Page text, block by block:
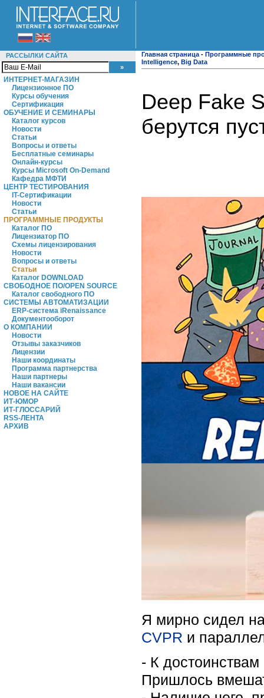
РАССЫЛКИ САЙТА
ИНТЕРНЕТ-МАГАЗИН
Лицензионное ПО
Курсы обучения
Сертификация
ОБУЧЕНИЕ И СЕМИНАРЫ
Каталог курсов
Новости
Статьи
Вопросы и ответы
Бесплатные семинары
Онлайн-курсы
Курсы Microsoft On-Demand
Кафедра МФТИ
ЦЕНТР ТЕСТИРОВАНИЯ
IT-Сертификации
Новости
Статьи
ПРОГРАММНЫЕ ПРОДУКТЫ
Каталог ПО
Лицензиатор ПО
Схемы лицензирования
Новости
Вопросы и ответы
Статьи
Каталог DOWNLOAD
СВОБОДНОЕ ПО/OPEN SOURCE
Каталог свободного ПО
СИСТЕМЫ АВТОМАТИЗАЦИИ
ERP-система iRenaissance
Документооборот
О КОМПАНИИ
Новости
Отзывы заказчиков
Лицензии
Наши координаты
Программа партнерства
Наши партнеры
Наши вакансии
НОВОЕ НА САЙТЕ
ИТ-ЮМОР
ИТ-ГЛОССАРИЙ
RSS-ЛЕНТА
АРХИВ
Главная страница - Программные
Intelligence, Big Data
Deep Fake
берутся
Я мирно сидел
CVPR и
- К
Пришлось